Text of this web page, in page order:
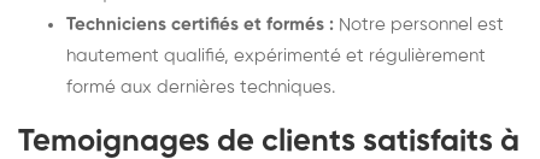
Techniciens certifiés et formés : Notre personnel est
hautement qualifié, expérimenté et régulièrement
formé aux dernières techniques.
Temoignages de clients satisfaits à